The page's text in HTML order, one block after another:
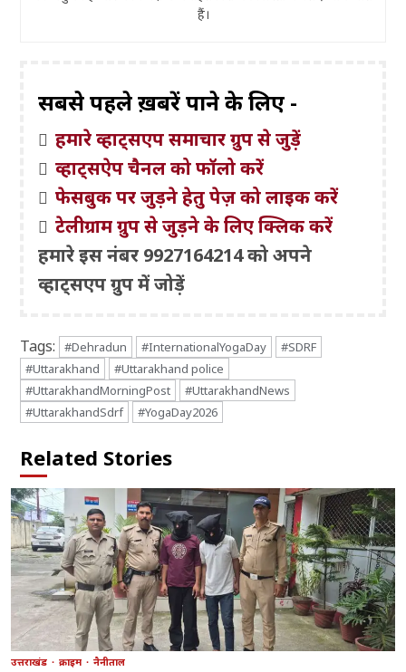
हैं।
सबसे पहले ख़बरें पाने के लिए -
हमारे व्हाट्सएप समाचार ग्रुप से जुड़ें
व्हाट्सऐप चैनल को फॉलो करें
फेसबुक पर जुड़ने हेतु पेज़ को लाइक करें
टेलीग्राम ग्रुप से जुड़ने के लिए क्लिक करें
हमारे इस नंबर 9927164214 को अपने
व्हाट्सएप ग्रुप में जोड़ें
Tags: #Dehradun #InternationalYogaDay
#SDRF
#Uttarakhand
#Uttarakhand police
#UttarakhandMorningPost
#UttarakhandNews
#UttarakhandSdrf
#YogaDay2026
Related Stories
उत्तराखंड क्राइम नैनीताल